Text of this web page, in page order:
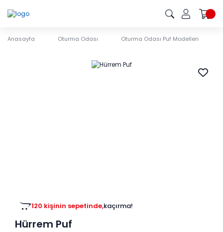
Anasayfa Oturma Odası Oturma Odası Puf Modelleri
120 kişinin sepetinde,kaçırma!
Hürrem Puf